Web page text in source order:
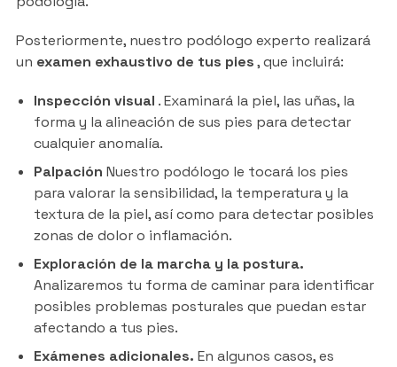
Posteriormente, nuestro podólogo experto realizará
un examen exhaustivo de tus pies, que incluirá:
Inspección visual . Examinará la piel, las uñas, la
forma y la alineación de sus pies para detectar
cualquier anomalía.
Palpación Nuestro podólogo le tocará los pies
para valorar la sensibilidad, la temperatura y la
textura de la piel, así como para detectar posibles
zonas de dolor o inflamación.
Exploración de la marcha y la postura.
Analizaremos tu forma de caminar para identificar
posibles problemas posturales que puedan estar
afectando a tus pies.
Exámenes adicionales. En algunos casos, es